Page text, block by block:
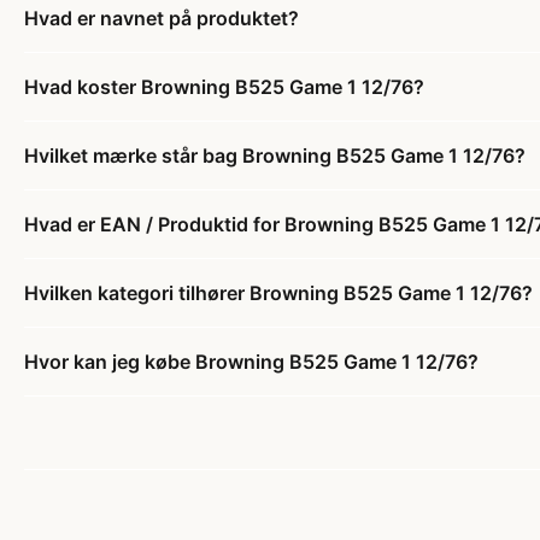
Hvad er navnet på produktet?
Hvad koster Browning B525 Game 1 12/76?
Hvilket mærke står bag Browning B525 Game 1 12/76?
Hvad er EAN / Produktid for Browning B525 Game 1 12/
Hvilken kategori tilhører Browning B525 Game 1 12/76?
Hvor kan jeg købe Browning B525 Game 1 12/76?